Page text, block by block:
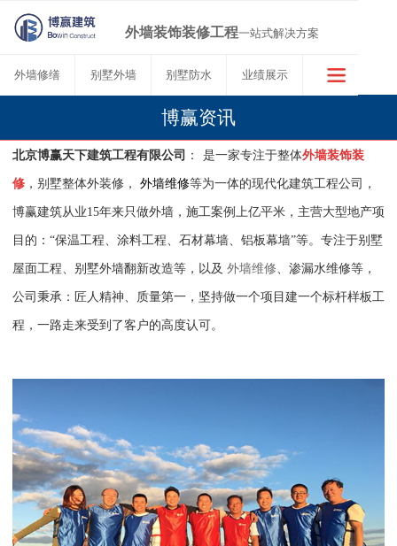
外墙装饰装修工程一站式解决方案
外墙修缮 别墅外墙 别墅防水 业绩展示
博赢资讯
北京博赢天下建筑工程有限公司 ： 是一家专注于整体外墙装饰装
修 ，别墅整体外装修， 外墙维修等为一体的现代化建筑工程公司，
博赢建筑从业15年来只做外墙，施工案例上亿平米，主营大型地产项
目的：“保温工程、涂料工程、石材幕墙、铝板幕墙”等。专注于别墅
屋面工程、别墅外墙翻新改造等，以及 外墙维修 、渗漏水维修等，
公司秉承：匠人精神、质量第一，坚持做一个项目建一个标杆样板工
程，一路走来受到了客户的高度认可。